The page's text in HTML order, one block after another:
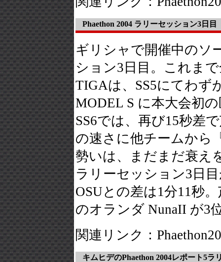
Phaethon 2004 ラリーセッション3日目
ギリシャで開催中のソ
ション3日目。これま
TIGAは、SS5にてわず
MODEL S に本大会初
SS6では、再び15秒差
の速さに他チームから
勢いは、まだまだ衰え
ラリーセッション3日
OSUとの差は1分11秒
のオランダ NunaII が3
関連リンク：
キムヒデのPhaethon 2004レポート5ラ